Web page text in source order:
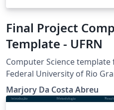
Final Project
Template - UFRN
Computer Science
Federal University of Rio
Marjory Da Costa Abreu